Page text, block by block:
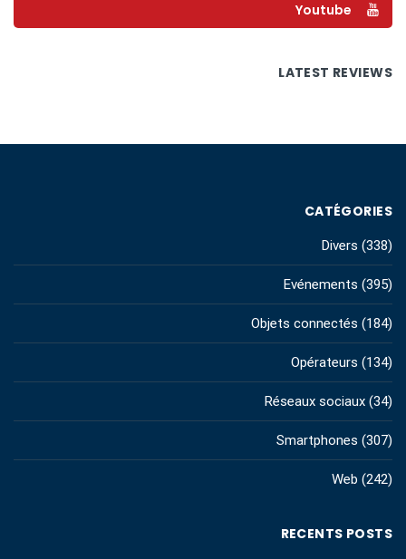
Youtube
LATEST REVIEWS
CATÉGORIES
Divers (338)
Evénements (395)
Objets connectés (184)
Opérateurs (134)
Réseaux sociaux (34)
Smartphones (307)
Web (242)
RECENTS POSTS